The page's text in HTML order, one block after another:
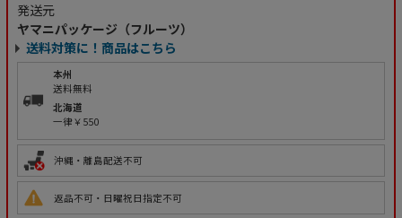
発送元
ヤマニパッケージ（フルーツ）
送料対策に！商品はこちら
本州
送料無料
北海道
一律￥550
沖縄・離島配送不可
返品不可・日曜祝日指定不可